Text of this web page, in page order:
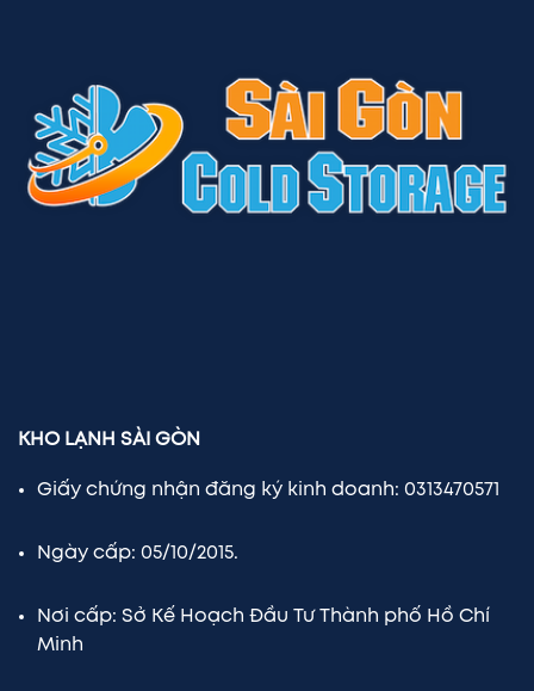
KHO LẠNH SÀI GÒN
Giấy chứng nhận đăng ký kinh doanh: 0313470571
Ngày cấp: 05/10/2015.
Nơi cấp: Sở Kế Hoạch Đầu Tư Thành phố Hồ Chí
Minh